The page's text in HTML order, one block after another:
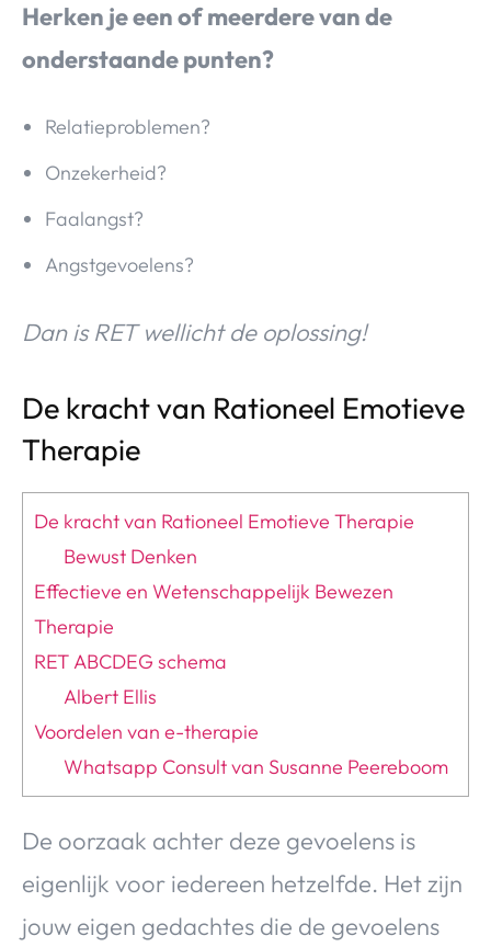
Herken je een of meerdere van de
onderstaande punten?
Relatieproblemen?
Onzekerheid?
Faalangst?
Angstgevoelens?
Dan is RET wellicht de oplossing!
De kracht van Rationeel Emotieve
Therapie
De kracht van Rationeel Emotieve Therapie
Bewust Denken
Effectieve en Wetenschappelijk Bewezen
Therapie
RET ABCDEG schema
Albert Ellis
Voordelen van e-therapie
Whatsapp Consult van Susanne Peereboom
De oorzaak achter deze gevoelens is
eigenlijk voor iedereen hetzelfde. Het zijn
jouw eigen gedachtes die de gevoelens